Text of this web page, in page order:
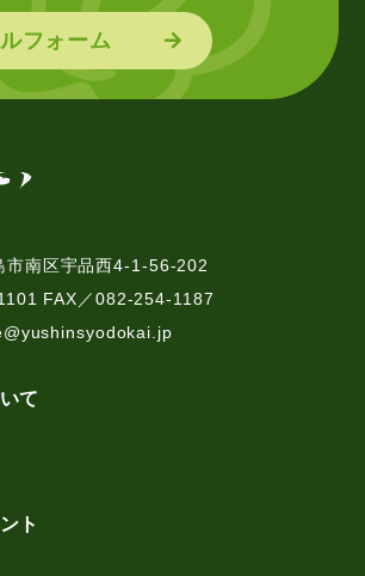
フォーム
南区宇品西4-1-56-202
FAX／082-254-1187
て
ト